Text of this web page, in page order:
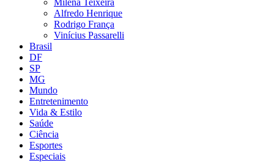
Alfredo Henrique
Rodrigo França
Vinícius Passarelli
Brasil
DF
SP
MG
Mundo
Entretenimento
Vida & Estilo
Saúde
Ciência
Esportes
Especiais